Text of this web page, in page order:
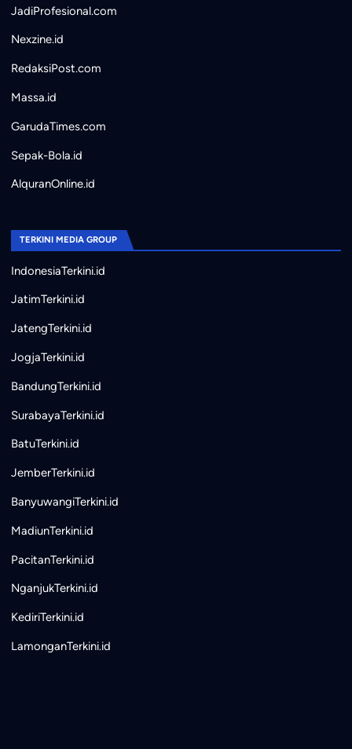
JadiProfesional.com
Nexzine.id
RedaksiPost.com
Massa.id
GarudaTimes.com
Sepak-Bola.id
AlquranOnline.id
TERKINI MEDIA GROUP
IndonesiaTerkini.id
JatimTerkini.id
JatengTerkini.id
JogjaTerkini.id
BandungTerkini.id
SurabayaTerkini.id
BatuTerkini.id
JemberTerkini.id
BanyuwangiTerkini.id
MadiunTerkini.id
PacitanTerkini.id
NganjukTerkini.id
KediriTerkini.id
LamonganTerkini.id